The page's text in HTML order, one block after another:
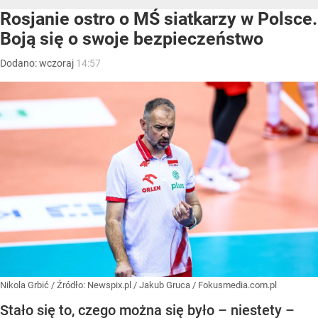
Rosjanie ostro o MŚ siatkarzy w Polsce.
Boją się o swoje bezpieczeństwo
Dodano:wczoraj 14:57
Nikola Grbić / Źródło: Newspix.pl / Jakub Gruca / Fokusmedia.com.pl
Stało się to, czego można się było – niestety –